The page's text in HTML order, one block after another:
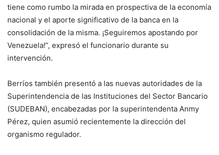
tiene como rumbo la mirada en prospectiva de la economía
nacional y el aporte significativo de la banca en la
consolidación de la misma. ¡Seguiremos apostando por
Venezuela!”, expresó el funcionario durante su
intervención.
Berríos también presentó a las nuevas autoridades de la
Superintendencia de las Instituciones del Sector Bancario
(SUDEBAN), encabezadas por la superintendenta Anmy
Pérez, quien asumió recientemente la dirección del
organismo regulador.